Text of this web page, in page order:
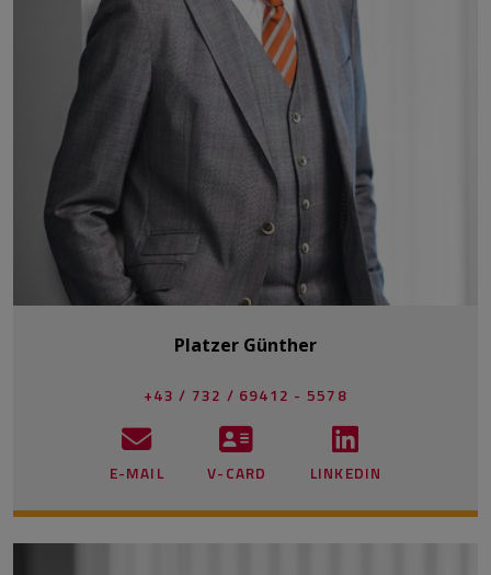
Platzer Günther
+43 / 732 / 69412 - 5578
E-MAIL V-CARD LINKEDIN